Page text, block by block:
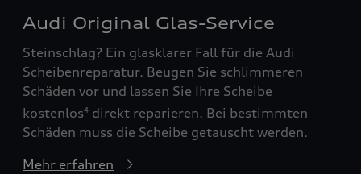
Audi Original Glas-Service
Steinschlag? Ein glasklarer Fall für die Audi
Scheibenreparatur. Beugen Sie schlimmeren
Schäden vor und lassen Sie Ihre Scheibe
kostenlos4 direkt reparieren. Bei bestimmten
Schäden muss die Scheibe getauscht werden.
Mehr erfahren